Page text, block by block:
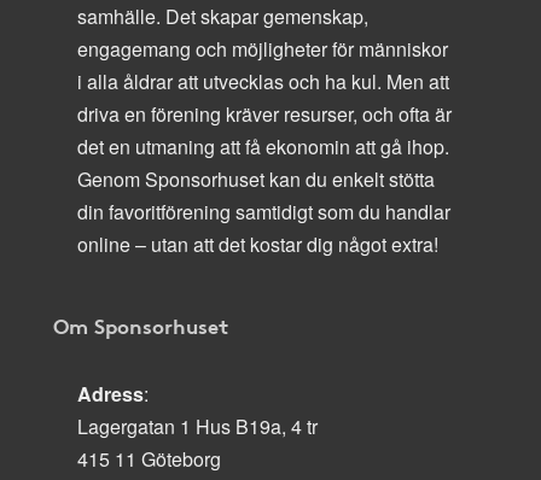
samhälle. Det skapar gemenskap,
engagemang och möjligheter för människor
i alla åldrar att utvecklas och ha kul. Men att
driva en förening kräver resurser, och ofta är
det en utmaning att få ekonomin att gå ihop.
Genom Sponsorhuset kan du enkelt stötta
din favoritförening samtidigt som du handlar
online – utan att det kostar dig något extra!
Om Sponsorhuset
Adress:
Lagergatan 1 Hus B19a, 4 tr
415 11 Göteborg